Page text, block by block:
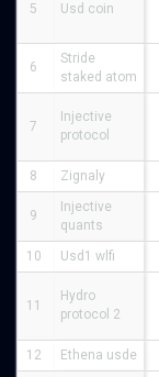
5 Usd coin
6
Stride
staked atom
7
Injective
protocol
8
Zignaly
9
Injective
quants
10
Usd1 wlfi
11
Hydro
protocol 2
12
Ethena usde